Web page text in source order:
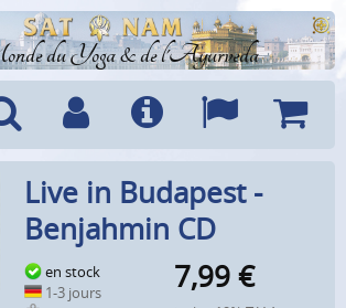
du Yoga & de l'Ayurveda
CompteInfo LanguesPanier
Live in Budapest -
Benjahmin CD
en stock
1-3 jours
7,99 €